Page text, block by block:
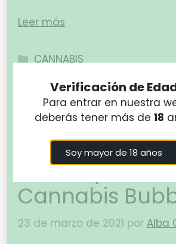
Leer más
CANNABIS
aroma y
Cannabis
23 de marzo de 2021 por Alba
Verificación de
Para entrar en nuestra
deberás tener más de18
Soy mayor de 18 años